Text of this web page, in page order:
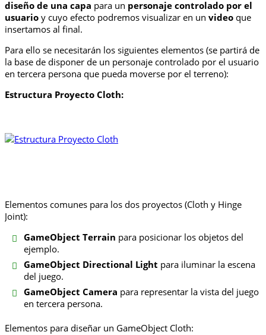
diseño de una capa para un personaje controlado por el
usuario y cuyo efecto podremos visualizar en un video que
insertamos al final.
Para ello se necesitarán los siguientes elementos (se partirá de
la base de disponer de un personaje controlado por el usuario
en tercera persona que pueda moverse por el terreno):
Estructura Proyecto Cloth:
Elementos comunes para los dos proyectos (Cloth y Hinge
Joint):
GameObject Terrain para posicionar los objetos del
ejemplo.
GameObject Directional Light para iluminar la escena
del juego.
GameObject Camera para representar la vista del juego
en tercera persona.
Elementos para diseñar un GameObject Cloth: